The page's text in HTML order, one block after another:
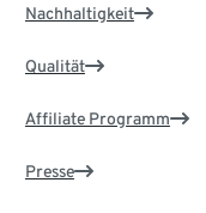
Nachhaltigkeit
Qualität
Affiliate Programm
Presse